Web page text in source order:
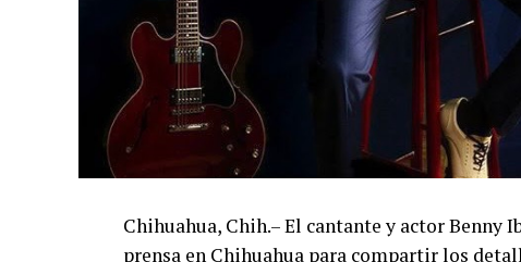
Chihuahua, Chih.– El cantante y actor Benny
prensa en Chihuahua para compartir los